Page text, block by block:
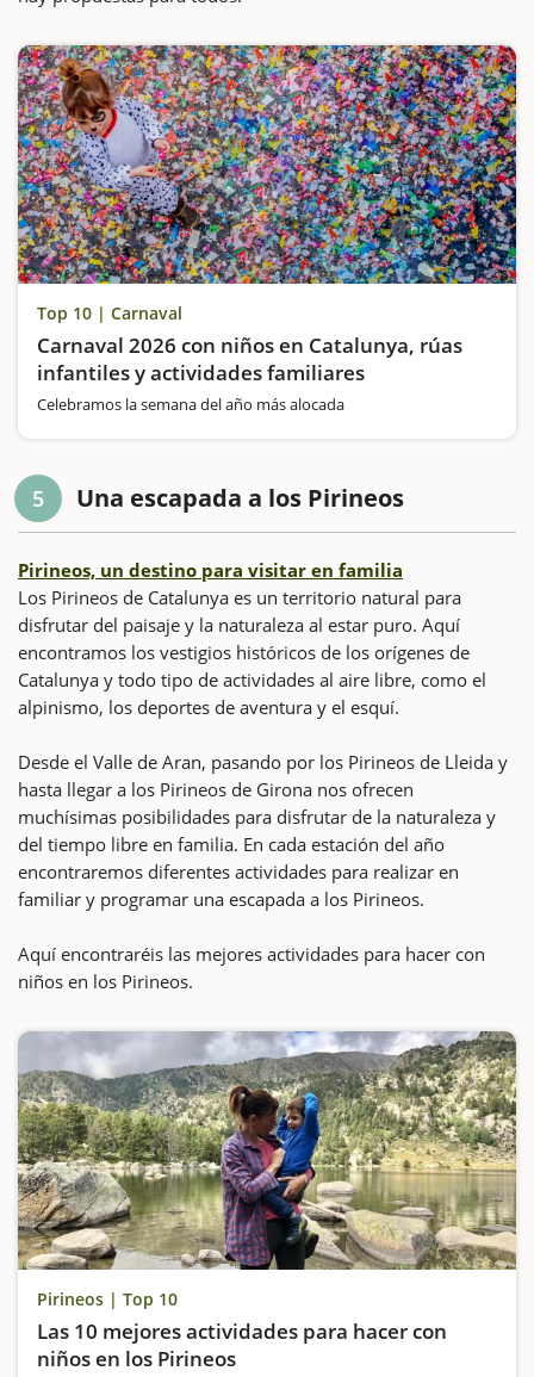
Top 10 | Carnaval
Carnaval 2026 con niños en Catalunya, rúas
infantiles y actividades familiares
Celebramos la semana del año más alocada
5 Una escapada a los Pirineos
Pirineos, un destino para visitar en familia
Los Pirineos de Catalunya es un territorio natural para
disfrutar del paisaje y la naturaleza al estar puro. Aquí
encontramos los vestigios históricos de los orígenes de
Catalunya y todo tipo de actividades al aire libre, como el
alpinismo, los deportes de aventura y el esquí.
Desde el Valle de Aran, pasando por los Pirineos de Lleida y
hasta llegar a los Pirineos de Girona nos ofrecen
muchísimas posibilidades para disfrutar de la naturaleza y
del tiempo libre en familia. En cada estación del año
encontraremos diferentes actividades para realizar en
familiar y programar una escapada a los Pirineos.
Aquí encontraréis las mejores actividades para hacer con
niños en los Pirineos.
Pirineos | Top 10
Las 10 mejores actividades para hacer con
niños en los Pirineos